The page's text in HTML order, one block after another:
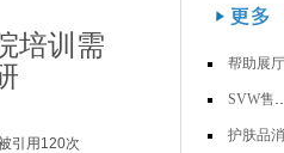
培训需
引用 120次
帮助展厅销售的材料有哪些
SVW售后非技术培训专项问卷-车…
护肤品消费者调查